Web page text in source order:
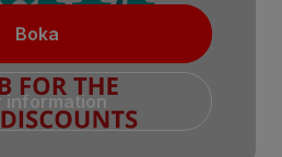
Boka
information